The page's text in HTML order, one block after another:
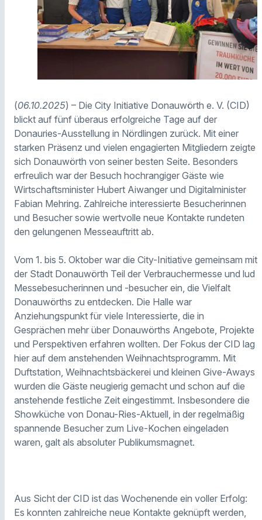
(06.10.2025) – Die City Initiative Donauwörth e. V. (CID)
blickt auf fünf überaus erfolgreiche Tage auf der
Donauries-Ausstellung in Nördlingen zurück. Mit einer
starken Präsenz und vielen engagierten Mitgliedern zeigte
sich Donauwörth von seiner besten Seite. Besonders
erfreulich war der Besuch hochrangiger Gäste wie
Wirtschaftsminister Hubert Aiwanger und Digitalminister
Fabian Mehring. Zahlreiche interessierte Besucherinnen
und Besucher sowie wertvolle neue Kontakte rundeten
den gelungenen Messeauftritt ab.
Vom 1. bis 5. Oktober war die City-Initiative gemeinsam mit
der Stadt Donauwörth Teil der Verbrauchermesse und lud
Messebesucherinnen und -besucher ein, die Vielfalt
Donauwörths zu entdecken. Die Halle war
Anziehungspunkt für viele Interessierte, die in
Gesprächen mehr über Donauwörths Angebote, Projekte
und Perspektiven erfahren wollten. Der Fokus der CID lag
hier auf dem anstehenden Weihnachtsprogramm. Mit
Duftstation, Weihnachtsbäckerei und kleinen Give-Aways
wurden die Gäste neugierig gemacht und schon auf die
anstehende festliche Zeit eingestimmt. Insbesondere die
Showküche von Donau-Ries-Aktuell, in der regelmäßig
spannende Besucher zum Live-Kochen eingeladen
waren, galt als absoluter Publikumsmagnet.
Aus Sicht der CID ist das Wochenende ein voller Erfolg:
Es konnten zahlreiche neue Kontakte geknüpft werden,